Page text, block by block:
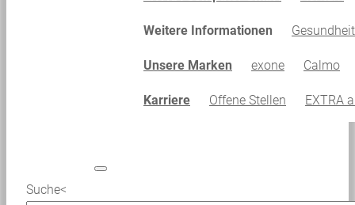
Suche<
Weitere Informationen
Unsere Marken exone Calmo
Karriere Offene Stellen EXTRA